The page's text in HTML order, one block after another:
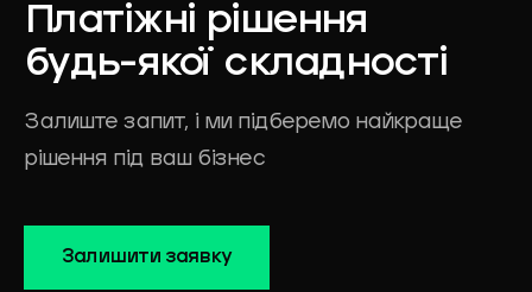
Платіжні рішення
будь-якої складності
Залиште запит, і ми підберемо найкраще
рішення під ваш бізнес
Залишити заявку